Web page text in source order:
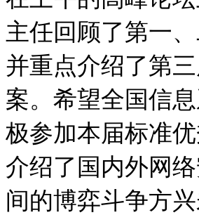
主任回顾了第一
并重点介绍了第
案。希望全国信
极参加本届标准
介绍了国内外网
间的博弈斗争方